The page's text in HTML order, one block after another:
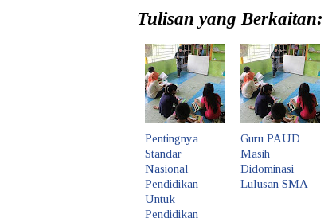
Tulisan yang Berkaitan:
Pentingnya
Standar
Nasional
Pendidikan
Untuk
Pendidikan
Guru PAUD
Masih
Didominasi
Lulusan SMA